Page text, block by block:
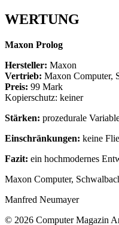
WERTUNG
Maxon Prolog
Hersteller: Maxon
Vertrieb: Maxon Computer,
Preis: 99 Mark
Kopierschutz: keiner
Stärken: prozedurale
Einschränkungen: keine
Fazit: ein hochmodernes
Maxon Computer,
Manfred Neumayer
© 2026 Computer Magazin